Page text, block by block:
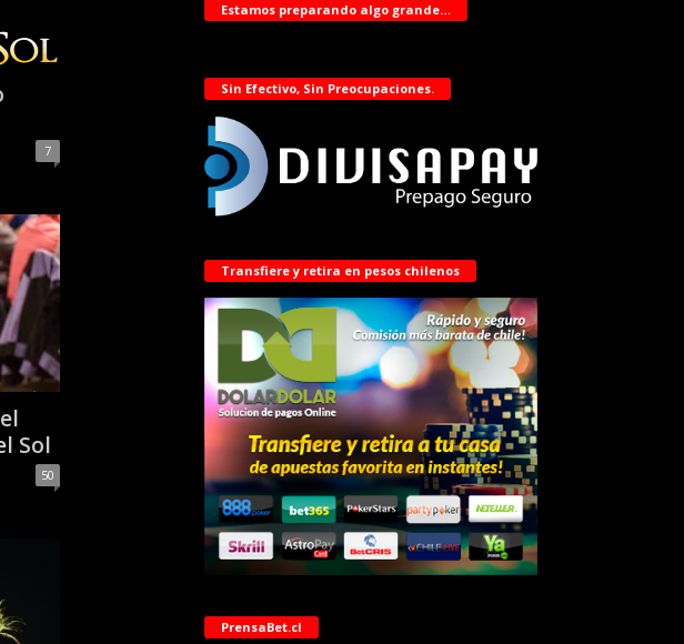
7
Sol
50
Estamos preparando algo grande…
Sin Efectivo, Sin Preocupaciones.
Transfiere y retira en pesos chilenos
PrensaBet.cl